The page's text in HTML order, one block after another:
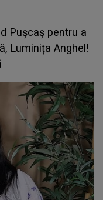
Pușcaș pentru a
Luminița Anghel!